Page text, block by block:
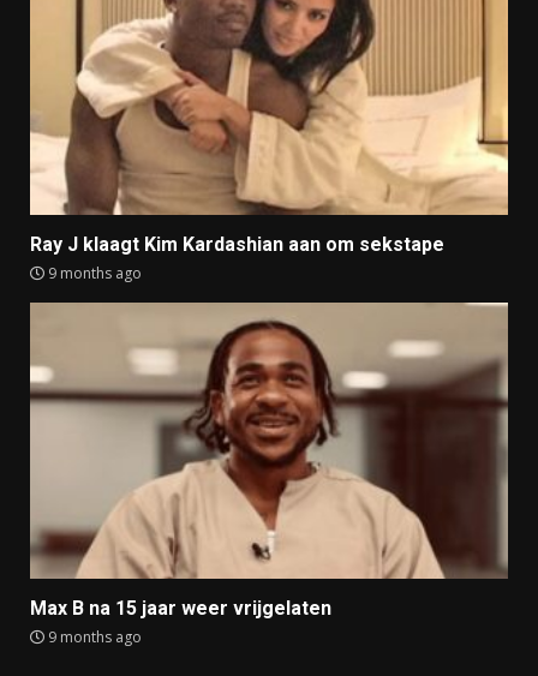
Ray J klaagt Kim Kardashian aan om sekstape
9 months ago
Max B na 15 jaar weer vrijgelaten
9 months ago